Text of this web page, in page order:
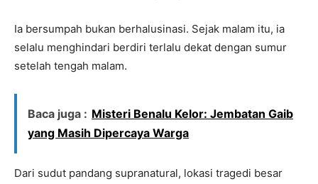
Ia bersumpah bukan berhalusinasi. Sejak malam itu, ia
selalu menghindari berdiri terlalu dekat dengan sumur
setelah tengah malam.
Baca juga : Misteri Benalu Kelor: Jembatan Gaib
yang Masih Dipercaya Warga
Dari sudut pandang supranatural, lokasi tragedi besar